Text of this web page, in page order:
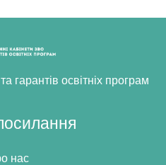
гарантів освітніх програм
нас